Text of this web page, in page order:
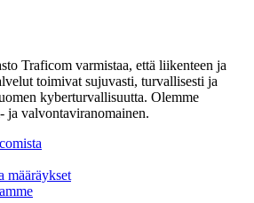
Traficom varmistaa, että liikenteen ja
toimivat sujuvasti, turvallisesti ja
kyberturvallisuutta. Olemme
ja valvontaviranomainen.
määräykset